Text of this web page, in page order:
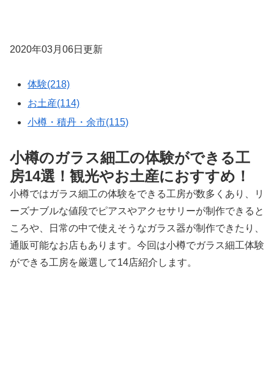
2020年03月06日更新
体験(218)
お土産(114)
小樽・積丹・余市(115)
小樽のガラス細工の体験ができる工
房14選！観光やお土産におすすめ！
小樽ではガラス細工の体験をできる工房が数多くあり、リ
ーズナブルな値段でピアスやアクセサリーが制作できると
ころや、日常の中で使えそうなガラス器が制作できたり、
通販可能なお店もあります。今回は小樽でガラス細工体験
ができる工房を厳選して14店紹介します。